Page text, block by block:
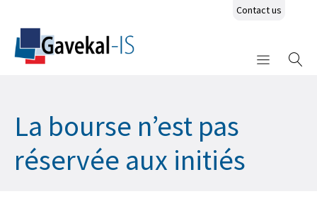
Contact us
La bourse n’est pas
réservée aux initiés